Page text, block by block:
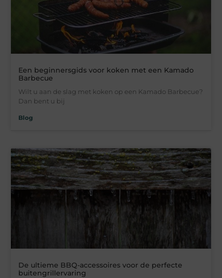
Een beginnersgids voor koken met een Kamado
Barbecue
Wilt u aan de slag met koken op een Kamado Barbecue?
Dan bent u bij
Blog
De ultieme BBQ-accessoires voor de perfecte
buitengrillervaring